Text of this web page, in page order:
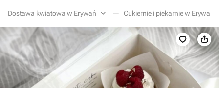
Dostawa kwiatowa w Erywań Cukiernie i piekarnie w Erywań